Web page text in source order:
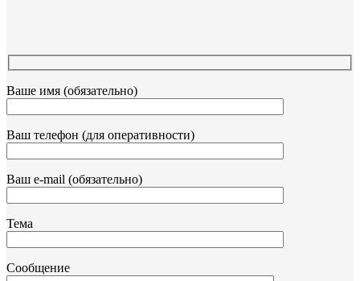
Ваше имя (обязательно)
Ваш телефон (для оперативности)
Ваш e-mail (обязательно)
Тема
Сообщение